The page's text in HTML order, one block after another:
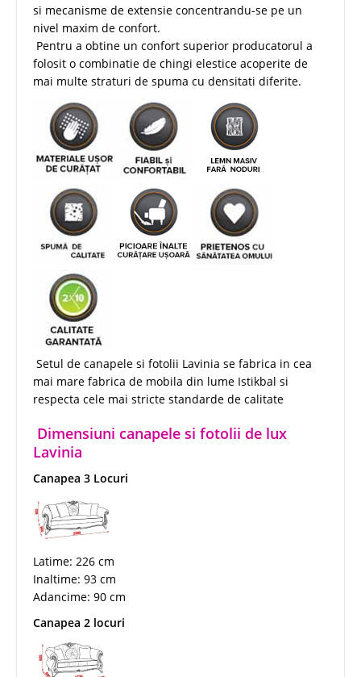
si mecanisme de extensie concentrandu-se pe un
nivel maxim de confort.
Pentru a obtine un confort superior producatorul a
folosit o combinatie de chingi elestice acoperite de
mai multe straturi de spuma cu densitati diferite.
Setul de canapele si fotolii Lavinia se fabrica in cea
mai mare fabrica de mobila din lume Istikbal si
respecta cele mai stricte standarde de calitate
Dimensiuni canapele si fotolii de lux
Lavinia
Canapea 3 Locuri
Latime: 226 cm
Inaltime: 93 cm
Adancime: 90 cm
Canapea 2 locuri